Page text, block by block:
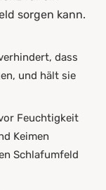
sorgen kann.
dass
und hält sie
Feuchtigkeit
Keimen
Schlafumfeld